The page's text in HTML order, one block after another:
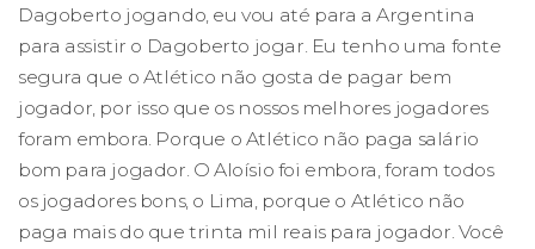
Dagoberto jogando, eu vou até para a Argentina
para assistir o Dagoberto jogar. Eu tenho uma fonte
segura que o Atlético não gosta de pagar bem
jogador, por isso que os nossos melhores jogadores
foram embora. Porque o Atlético não paga salário
bom para jogador. O Aloísio foi embora, foram todos
os jogadores bons, o Lima, porque o Atlético não
paga mais do que trinta mil reais para jogador. Você